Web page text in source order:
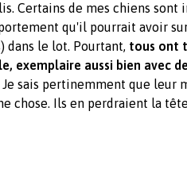
Certains de mes chiens sont
qu'il pourrait avoir
dans le lot. Pourtant, tous ont
exemplaire aussi bien avec
Je sais pertinemment que leur
chose. Ils en perdraient la